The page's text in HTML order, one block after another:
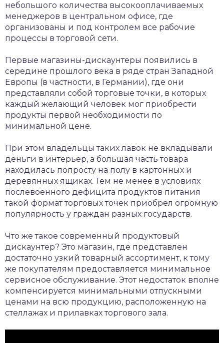
небольшого количества высокооплачиваемых
менеджеров в центральном офисе, где
организованы и под контролем все рабочие
процессы в торговой сети.
Первые магазины-дискаунтеры появились в
середине прошлого века в ряде стран Западной
Европы (в частности, в Германии), где они
представляли собой торговые точки, в которых
каждый желающий человек мог приобрести
продукты первой необходимости по
минимальной цене.
При этом владельцы таких лавок не вкладывали
деньги в интерьер, а большая часть товара
находилась попросту на полу в картонных и
деревянных ящиках. Тем не менее в условиях
послевоенного дефицита продуктов питания
такой формат торговых точек приобрел огромную
популярность у граждан разных государств.
Что же такое современный продуктовый
дискаунтер? Это магазин, где представлен
достаточно узкий товарный ассортимент, к тому
же покупателям предоставляется минимальное
сервисное обслуживание. Этот недостаток вполне
компенсируется минимальными отпускными
ценами на всю продукцию, расположенную на
стеллажах и прилавках торгового зала.